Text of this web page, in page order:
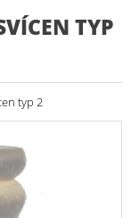
TYP
typ 2